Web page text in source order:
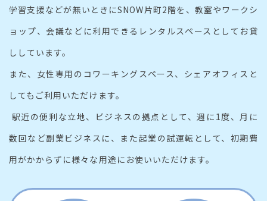
学習支援などが無いときにSNOW片町2階を、教室やワークシ
ョップ、 会議などに利用できるレンタルスペースとしてお貸
ししています。
また、女性専用のコワーキングスペース、シェアオフィスと
してもご利用いただけます。
駅近の便利な立地、ビジネスの拠点として、週に1度、月に
数回など副業ビジネスに、 また起業の試運転として、初期費
用がかからずに様々な用途にお使いいただけます。